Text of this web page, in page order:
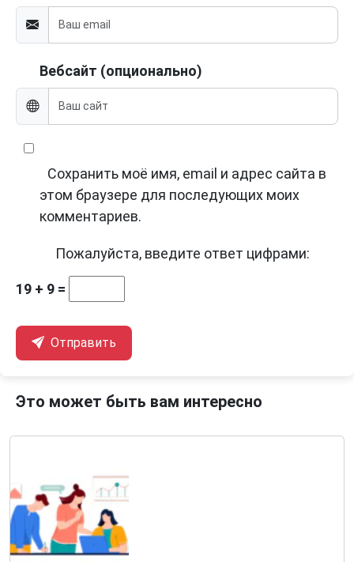
Вебсайт (опционально)
Сохранить моё имя, email и адрес сайта в
этом браузере для последующих моих
комментариев.
Пожалуйста, введите ответ цифрами:
19 + 9 =
Отправить
Это может быть вам интересно